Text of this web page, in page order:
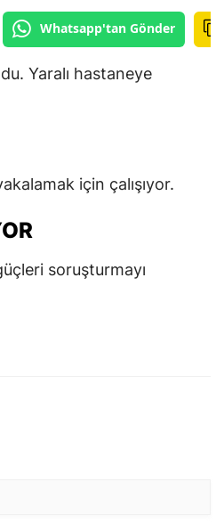
Whatsapp'tan Gönder
Yaralı hastaneye
için çalışıyor.
soruşturmayı